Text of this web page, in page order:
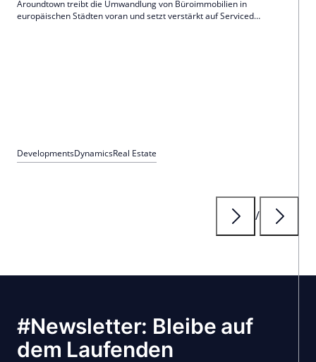
Aroundtown treibt die Umwandlung von Büroimmobilien in
europäischen Städten voran und setzt verstärkt auf Serviced
DevelopmentsDynamicsReal Estate
/
#Newsletter: Bleibe auf
dem Laufenden